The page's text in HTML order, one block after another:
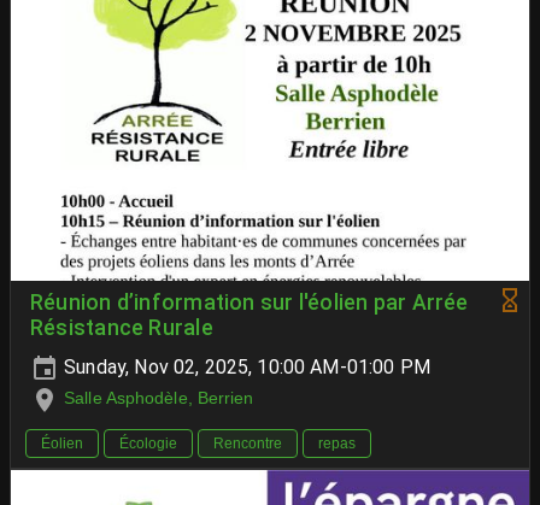
Réunion d’information sur l'éolien par Arrée
Résistance Rurale
Sunday, Nov 02, 2025, 10:00 AM-01:00 PM
Salle Asphodèle, Berrien
Éolien Écologie Rencontre repas